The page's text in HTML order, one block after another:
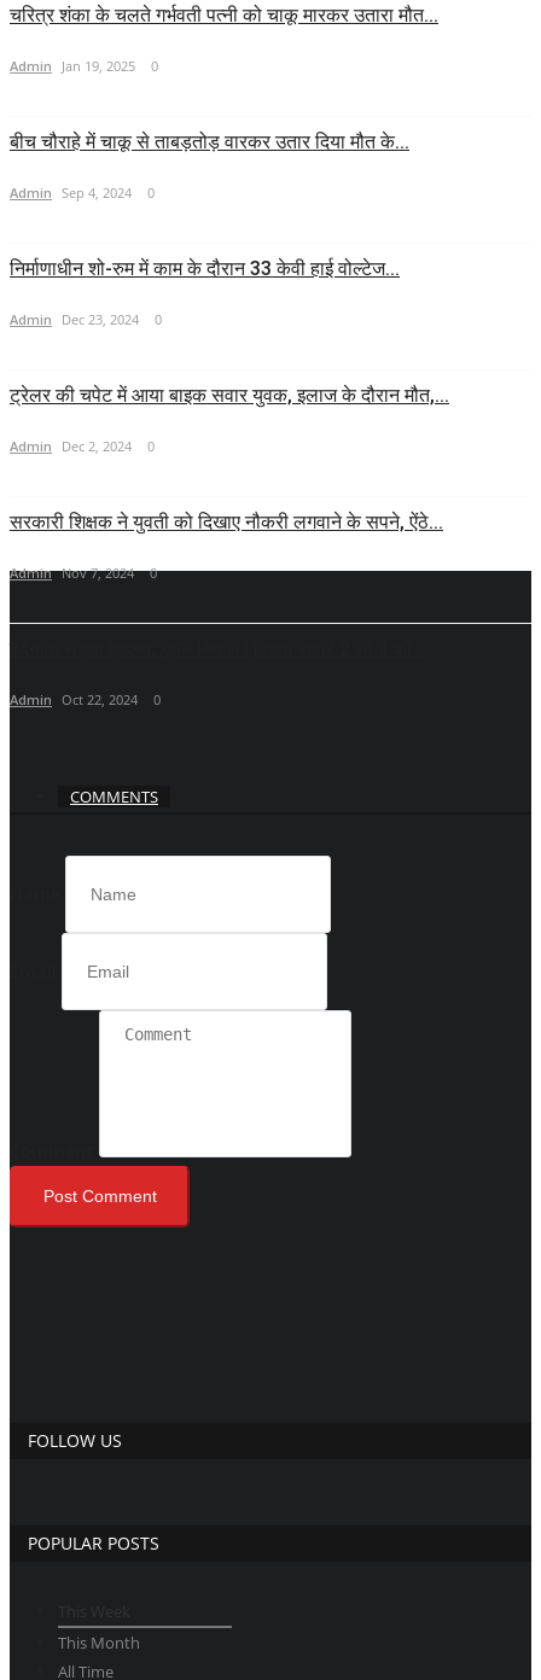
चरित्र शंका के चलते गर्भवती पत्नी को चाकू मारकर उतारा मौत...
Admin Jan 19, 2025 0
बीच चौराहे में चाकू से ताबड़तोड़ वारकर उतार दिया मौत के...
Admin Sep 4, 2024 0
निर्माणाधीन शो-रुम में काम के दौरान 33 केवी हाई वोल्टेज...
Admin Dec 23, 2024 0
ट्रेलर की चपेट में आया बाइक सवार युवक, इलाज के दौरान मौत,...
Admin Dec 2, 2024 0
सरकारी शिक्षक ने युवती को दिखाए नौकरी लगवाने के सपने, ऐंठे...
Admin Nov 7, 2024 0
Admin Oct 22, 2024 0
COMMENTS
Post Comment
FOLLOW US
POPULAR POSTS
This Month
All Time